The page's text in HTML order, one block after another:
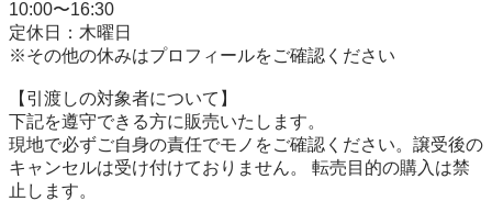
10:00〜16:30
定休日：木曜日
※その他の休みはプロフィールをご確認ください
【引渡しの対象者について】
下記を遵守できる⽅に販売いたします。
現地で必ずご⾃⾝の責任でモノをご確認ください。譲受後の
キャンセルは受け付けておりません。 転売⽬的の購⼊は禁
⽌します。